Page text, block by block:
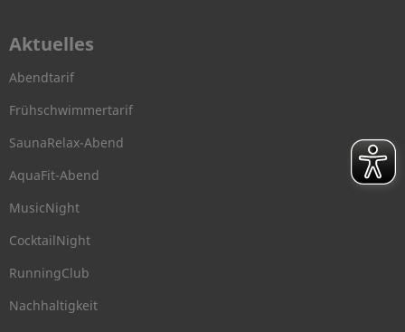
Aktuelles
Abendtarif
Frühschwimmertarif
SaunaRelax-Abend
AquaFit-Abend
MusicNight
CocktailNight
RunningClub
Nachhaltigkeit